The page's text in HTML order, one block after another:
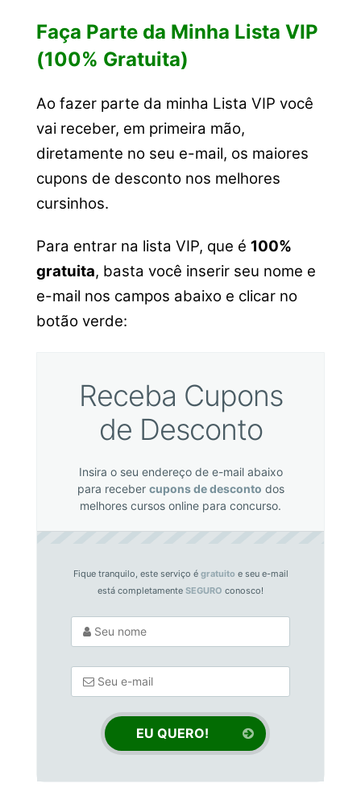
Faça Parte da Minha Lista VIP
(100% Gratuita)
Ao fazer parte da minha Lista VIP você
vai receber, em primeira mão,
diretamente no seu e-mail, os maiores
cupons de desconto nos melhores
cursinhos.
Para entrar na lista VIP, que é 100%
gratuita, basta você inserir seu nome e
e-mail nos campos abaixo e clicar no
botão verde:
Receba Cupons
de Desconto
Insira o seu endereço de e-mail abaixo
para receber cupons de desconto dos
melhores cursos online para concurso.
Fique tranquilo, este serviço é gratuito e seu e-mail
está completamente SEGURO conosco!